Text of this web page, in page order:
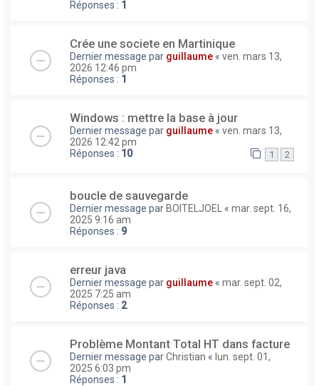
Réponses : 1
Crée une societe en Martinique
Dernier message par guillaume « ven. mars 13,
2026 12:46 pm
Réponses : 1
Windows : mettre la base à jour
Dernier message par guillaume « ven. mars 13,
2026 12:42 pm
Réponses : 10 1 2
boucle de sauvegarde
Dernier message par BOITELJOEL « mar. sept. 16,
2025 9:16 am
Réponses : 9
erreur java
Dernier message par guillaume « mar. sept. 02,
2025 7:25 am
Réponses : 2
Problème Montant Total HT dans facture
Dernier message parChristian « lun. sept. 01,
2025 6:03 pm
Réponses : 1